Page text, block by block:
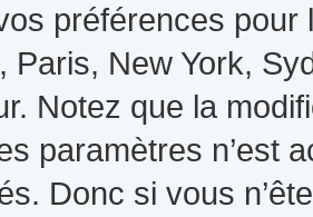
préférences
Paris, New York,
Notez que la
paramètres n’est
Donc si vous